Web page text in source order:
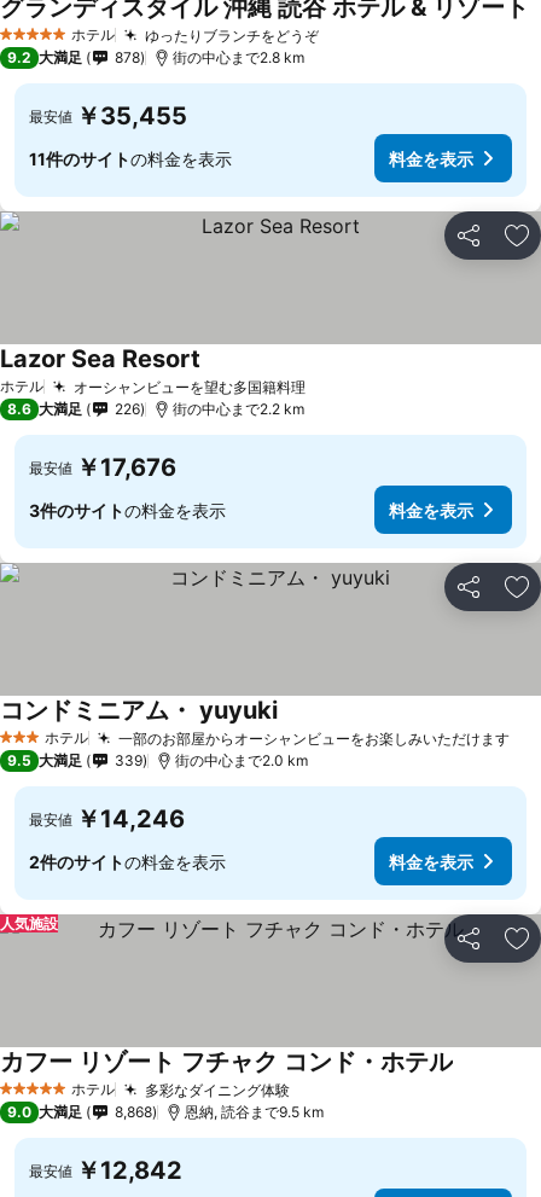
5 ホテルのランク
ホテル ゆったりブランチをどうぞ
グランディスタイル 沖縄 読谷 ホテル & リゾート
9.2 大満足 878 街の中心まで2.8 km
最安値 ￥35,455
11件のサイトの料金を表示 料金を表示
シェア お
ホテル オーシャンビューを望む多国籍料理
Lazor Sea Resort
8.6 大満足 226 街の中心まで2.2 km
最安値 ￥17,676
3件のサイトの料金を表示 料金を表示
シェア お
3 ホテルのランク
ホテル 一部のお部屋からオーシャンビューをお楽しみいただけます
コンドミニアム・ yuyuki
9.5 大満足 339 街の中心まで2.0 km
最安値 ￥14,246
2件のサイトの料金を表示 料金を表示
シェア お
人気施設
5 ホテルのランク
ホテル 多彩なダイニング体験
カフー リゾート フチャク コンド・ホテル
9.0 大満足 8,868 恩納, 読谷まで9.5 km
最安値 ￥12,842